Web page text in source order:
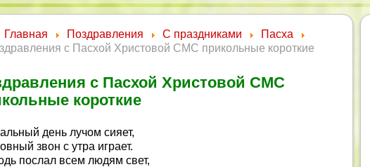
Главная Поздравления С праздниками
Пасха
с Пасхой Христовой СМС прикольные короткие
с Пасхой Христовой СМС
короткие
день лучом сияет,
звон с утра играет.
послал всем людям свет,